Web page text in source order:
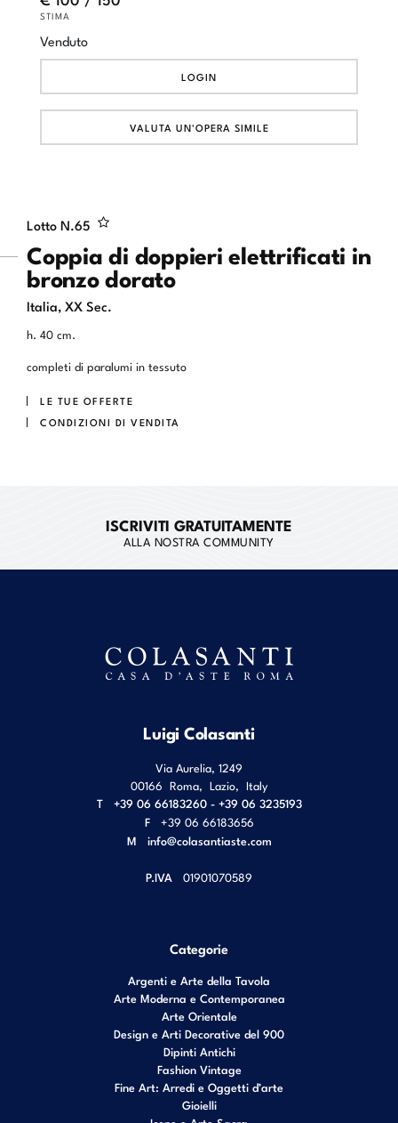
Lotto N.65
Coppia di doppieri elettrificati in
bronzo dorato
Italia, XX Sec.
h. 40 cm.
completi di paralumi in tessuto
LE TUE OFFERTE
CONDIZIONI DI VENDITA
STIMA
Venduto
LOGIN
VALUTA UN'OPERA SIMILE
ISCRIVITI GRATUITAMENTE
ALLA NOSTRA COMMUNITY
Luigi Colasanti
Via Aurelia, 1249
00166 Roma, Lazio, Italy
T
+39 06 66183260 - +39 06 3235193
F
+39 06 66183656
M info@colasantiaste.com
P.IVA 01901070589
Categorie
Argenti e Arte della Tavola
Arte Moderna e Contemporanea
Arte Orientale
Design e Arti Decorative del 900
Dipinti Antichi
Fashion Vintage
Fine Art: Arredi e Oggetti d’arte
Gioielli